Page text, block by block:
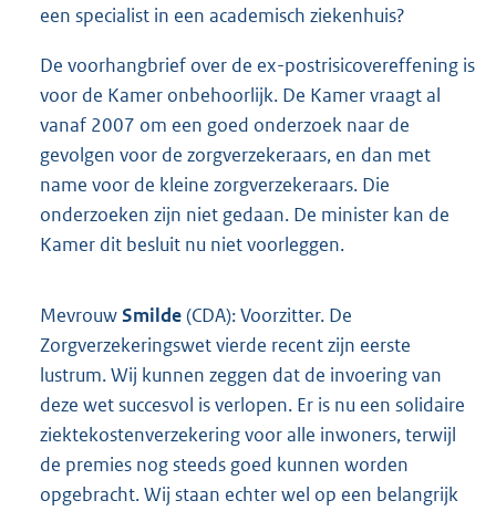
een specialist in een academisch ziekenhuis?
De voorhangbrief over de ex-postrisicovereffening is
voor de Kamer onbehoorlijk. De Kamer vraagt al
vanaf 2007 om een goed onderzoek naar de
gevolgen voor de zorgverzekeraars, en dan met
name voor de kleine zorgverzekeraars. Die
onderzoeken zijn niet gedaan. De minister kan de
Kamer dit besluit nu niet voorleggen.
MevrouwSmilde(CDA): Voorzitter. De
Zorgverzekeringswet vierde recent zijn eerste
lustrum. Wij kunnen zeggen dat de invoering van
deze wet succesvol is verlopen. Er is nu een solidaire
ziektekostenverzekering voor alle inwoners, terwijl
de premies nog steeds goed kunnen worden
opgebracht. Wij staan echter wel op een belangrijk